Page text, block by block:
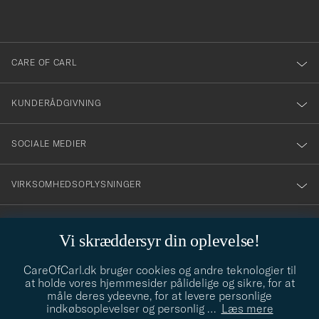
Vi skræddersyr din oplevelse!
CareOfCarl.dk bruger cookies og andre teknologier til
at holde vores hjemmesider pålidelige og sikre, for at
måle deres ydeevne, for at levere personlige
indkøbsoplevelser og personlig … Læs mere
dig
till
vårt
nyhetsbrev!
CARE OF CARL
KUNDERÅDGIVNING
SOCIALE MEDIER
VIRKSOMHEDSOPLYSNINGER
info@careofcarl.dk
Behøver du hjælp til at finde din stil? Lad os hjælpe dig, vi hjælper
gerne til!
STILRÅD